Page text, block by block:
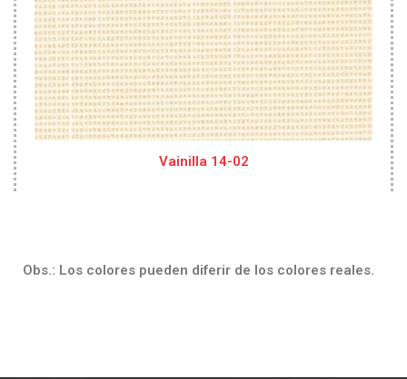
Vainilla 14-02
Obs.: Los colores pueden diferir de los colores reales.